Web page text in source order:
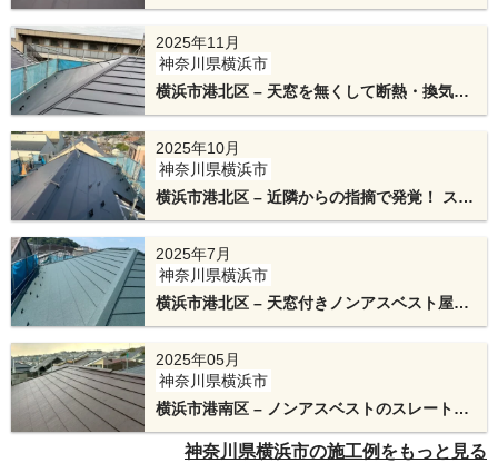
専用の板金部材もあり、テイガクでも人気の屋根
材です。
新しい棟板金を取り付けていきます。
今回、棟板金の下地にはアルミ製の「エスヌキ」
を使用します。
ガクルーフで解決するカバー工法と天窓板金
交換
2025年11月
神奈川県横浜市
横浜市港北区 – 天窓を無くして断熱・換気性
能をアップ！横暖ルーフαプレミアムSの屋根
リフォーム
2025年10月
神奈川県横浜市
横浜市港北区 – 近隣からの指摘で発覚！ スー
パーガルテクトで屋根リフォーム
2025年7月
神奈川県横浜市
横浜市港北区 – 天窓付きノンアスベスト屋根
を天窓撤去を含む屋根リフォーム
2025年05月
神奈川県横浜市
横浜市港南区 – ノンアスベストのスレート屋
根をスーパーガルテクトで屋根カバー工法
神奈川県横浜市の施工例をもっと見る